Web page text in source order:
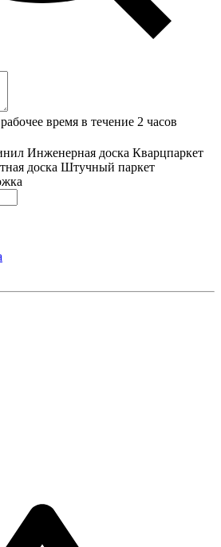
время в течение 2 часов
Инженерная доска Кварцпаркет
доска Штучный паркет